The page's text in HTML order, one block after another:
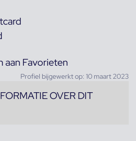
aan Favorieten
Profiel bijgewerkt op: 10 maart 2023
OVER DIT